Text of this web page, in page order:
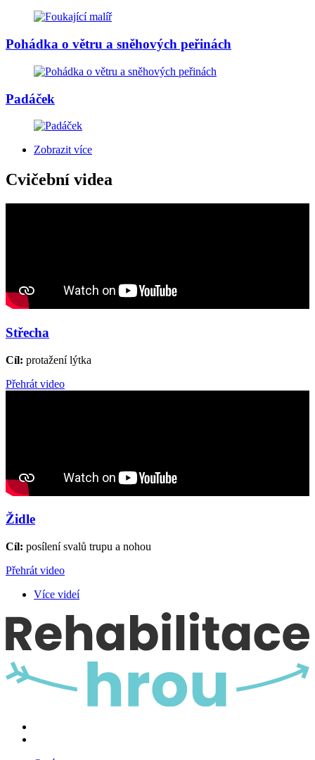
Pohádka o větru a sněhových peřinách
Padáček
Zobrazit více
Cvičební videa
Střecha
Cíl: protažení lýtka
Přehrát video
Židle
Cíl: posílení svalů trupu a nohou
Přehrát video
Více videí